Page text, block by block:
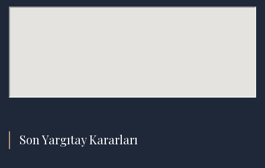
Son Yargıtay Kararları